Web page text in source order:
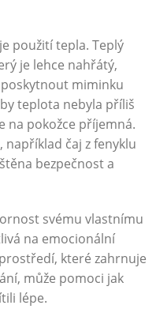
použití tepla. Teplý
je lehce nahřátý,
miminku
teplota nebyla příliš
na pokožce příjemná.
například čaj z fenyklu
bezpečnost a
svému vlastnímu
na emocionální
které zahrnuje
může pomoci jak
lépe.